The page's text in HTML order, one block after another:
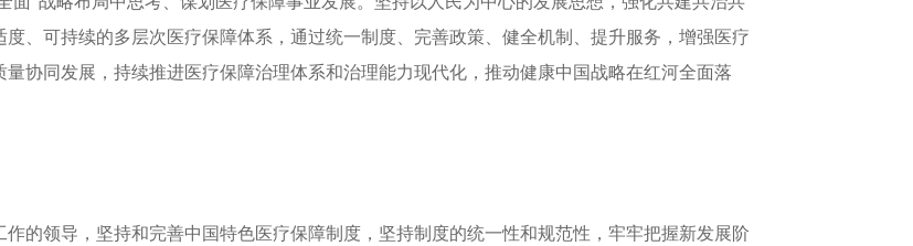
、可持续的多层次医疗保障体系，通过统一制度、完善政策、健全机制、提升服务，增强医疗
协同发展，持续推进医疗保障治理体系和治理能力现代化，推动健康中国战略在红河全面落
领导，坚持和完善中国特色医疗保障制度，坚持制度的统一性和规范性，牢牢把握新发展阶